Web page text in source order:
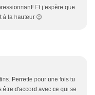
Et j’espère que
à la hauteur 😉
Perrette pour une fois tu
d'accord avec ce qui se